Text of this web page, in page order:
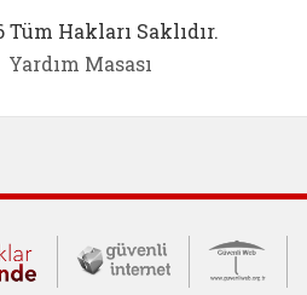
Tüm Hakları Saklıdır.
Yardım Masası
İletişim Merkezi
Çocuklar Güvende (yeni
Güvenli